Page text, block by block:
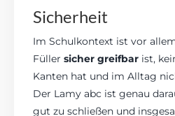
Sicherheit
Im Schulkontext ist vor
Füllersicher greifbar ist,
Kanten hat und im Alltag
Der Lamy abc ist genau
gut zu schließen und